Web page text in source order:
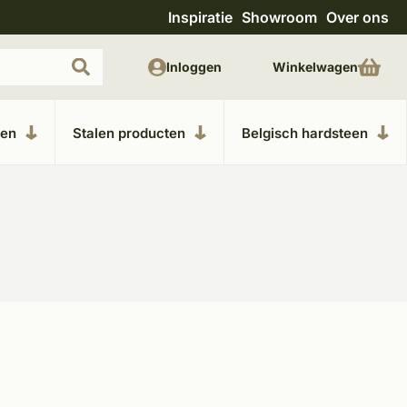
Uitgebreide showroom in Kesteren Unieke
Inspiratie Showroom Over ons
Stalen producten Belgisch hardsteen
Inloggen Winkelwagen